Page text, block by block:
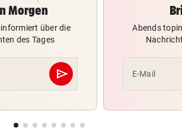
Morgen
über die
des Tages
send
Abschicken
Abends
E-Mail